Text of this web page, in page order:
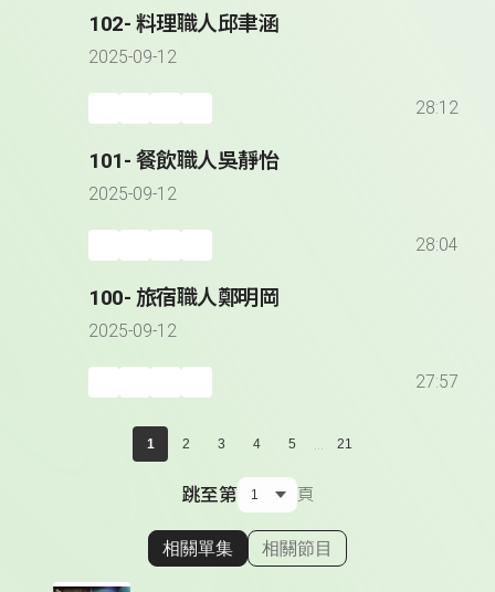
102- 料理職人邱聿涵
2025-09-12
28:12
101- 餐飲職人吳靜怡
2025-09-12
28:04
100- 旅宿職人鄭明岡
2025-09-12
27:57
1 2 3 4 5 ... 21
跳至第 頁
顯示相關單集
相關單集 相關節目